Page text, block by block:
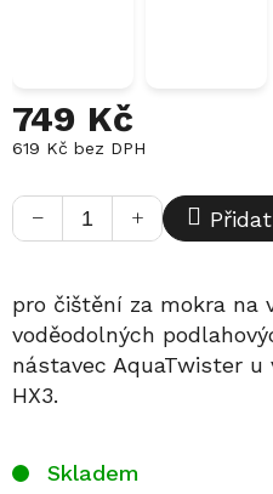
749 Kč
619 Kč bez DPH
cena:
+
−
pro čištění za mokra na
voděodolných
nástavec AquaTwister u
HX3.
Skladem